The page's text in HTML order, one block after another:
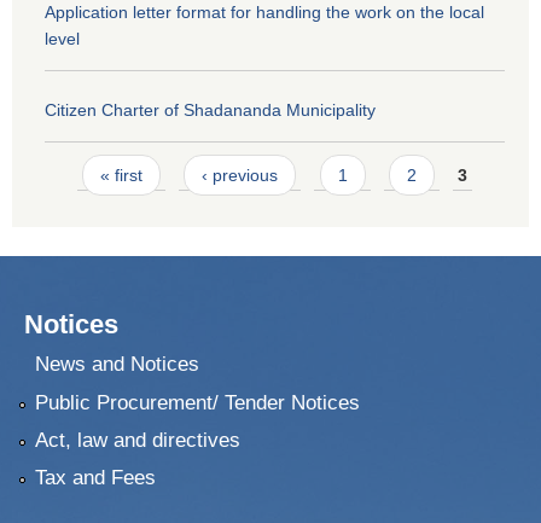
Application letter format for handling the work on the local
level
Citizen Charter of Shadananda Municipality
Pages
« first ‹ previous 1 2 3
Notices
News and Notices
Public Procurement/ Tender Notices
Act, law and directives
Tax and Fees